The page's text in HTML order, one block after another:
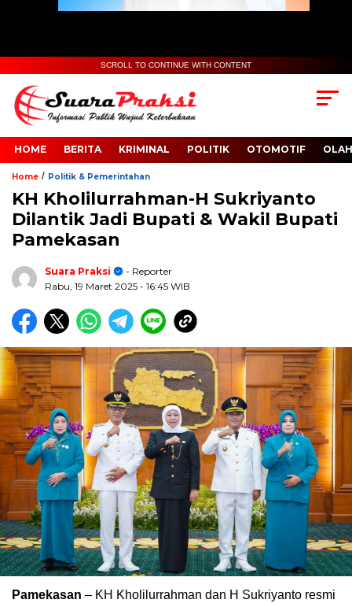
SCROLL TO CONTINUE WITH CONTENT
HOME BERITA KRIMINAL POLITIK OTOMOTIF
Home / Politik & Pemerintahan
KH Kholilurrahman-H Sukriyanto
Dilantik Jadi Bupati & Wakil Bupati
Pamekasan
Suara Praksi
- Reporter
Rabu, 19 Maret 2025 - 16:45 WIB
Pamekasan – KH Kholilurrahman dan H Sukriyanto resmi